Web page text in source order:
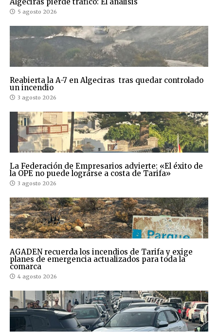
5 agosto 2026
Reabierta la A-7 en Algeciras tras quedar controlado
un incendio
3 agosto 2026
La Federación de Empresarios advierte: «El éxito de
la OPE no puede lograrse a costa de Tarifa»
3 agosto 2026
AGADEN recuerda los incendios de Tarifa y exige
planes de emergencia actualizados para toda la
comarca
4 agosto 2026